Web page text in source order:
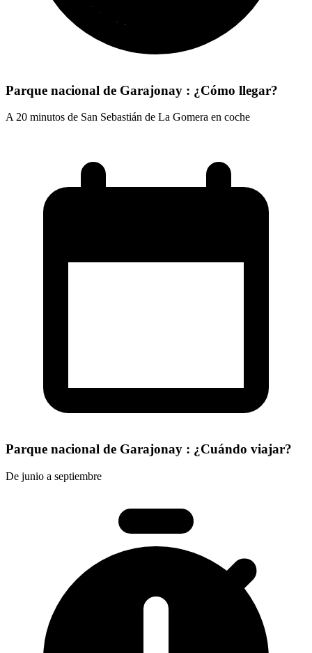
Parque nacional de Garajonay : ¿Cómo llegar?
A 20 minutos de San Sebastián de La Gomera en coche
Parque nacional de Garajonay : ¿Cuándo viajar?
De junio a septiembre